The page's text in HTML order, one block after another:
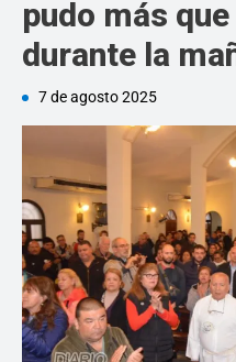
pudo más
durante la
7 de agosto 2025